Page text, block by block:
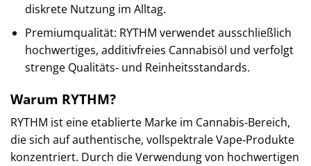
diskrete Nutzung im Alltag.
Premiumqualität: RYTHM verwendet ausschließlich
hochwertiges, additivfreies Cannabisöl und verfolgt
strenge Qualitäts‑ und Reinheitsstandards.
Warum RYTHM?
RYTHM ist eine etablierte Marke im Cannabis‑Bereich,
die sich auf authentische, vollspektrale Vape‑Produkte
konzentriert. Durch die Verwendung von hochwertigen